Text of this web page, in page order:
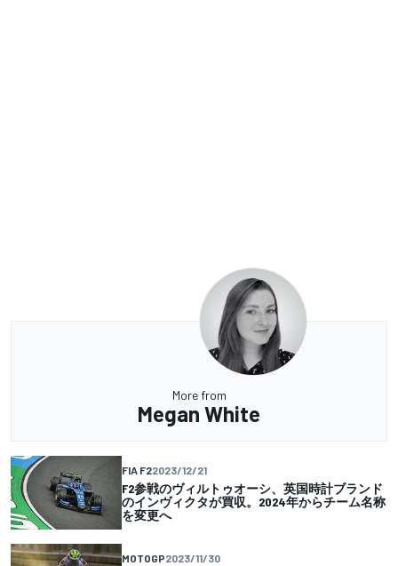
More from
Megan White
FIA F22023/12/21
F2参戦のヴィルトゥオーシ、英国時計ブランド
のインヴィクタが買収。2024年からチーム名称
を変更へ
MOTOGP2023/11/30